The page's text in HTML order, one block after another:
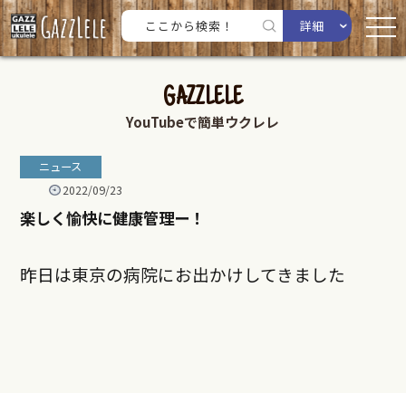
詳細
GAZZLELE
YouTubeで簡単ウクレレ
ニュース
2022/09/23
楽しく愉快に健康管理ー！
昨日は東京の病院にお出かけしてきました